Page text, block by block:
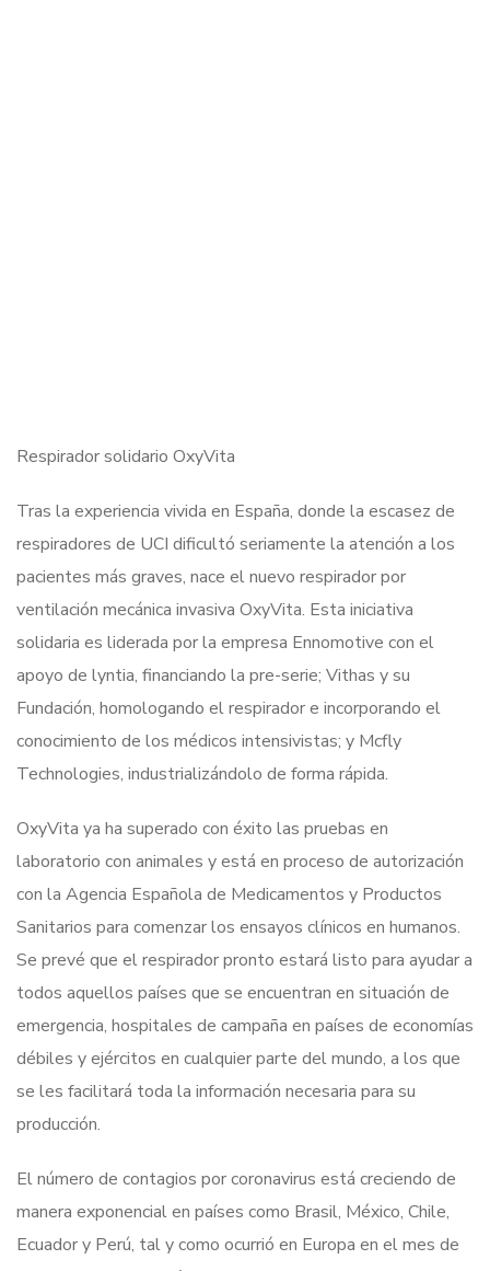
Respirador solidario OxyVita
Tras la experiencia vivida en España, donde la escasez de
respiradores de UCI dificultó seriamente la atención a los
pacientes más graves, nace el nuevo respirador por
ventilación mecánica invasiva OxyVita. Esta iniciativa
solidaria es liderada por la empresa Ennomotive con el
apoyo de lyntia, financiando la pre-serie; Vithas y su
Fundación, homologando el respirador e incorporando el
conocimiento de los médicos intensivistas; y Mcfly
Technologies, industrializándolo de forma rápida.
OxyVita ya ha superado con éxito las pruebas en
laboratorio con animales y está en proceso de autorización
con la Agencia Española de Medicamentos y Productos
Sanitarios para comenzar los ensayos clínicos en humanos.
Se prevé que el respirador pronto estará listo para ayudar a
todos aquellos países que se encuentran en situación de
emergencia, hospitales de campaña en países de economías
débiles y ejércitos en cualquier parte del mundo, a los que
se les facilitará toda la información necesaria para su
producción.
El número de contagios por coronavirus está creciendo de
manera exponencial en países como Brasil, México, Chile,
Ecuador y Perú, tal y como ocurrió en Europa en el mes de